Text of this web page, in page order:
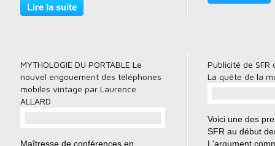
sobrement "réseau manuel" et pas
"Manuel Valls" ;), repose sur un
Lire la suite
ont marqué une
MYTHOLOGIE DU PORTABLE Le
nouvel engouement des téléphones
mobiles vintage par Laurence
ALLARD
Maîtresse de conférences en
Publicité de SFR
La quête de la
Voici une des
SFR au début
L'argument